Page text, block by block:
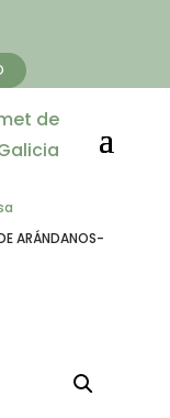
ARÁNDANOS-